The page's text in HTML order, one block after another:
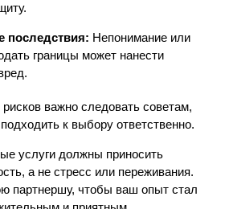
последствия: Непонимание или
границы может нанести
важно следовать советам,
к выбору ответственно.
услуги должны приносить
а не стресс или переживания.
партнершу, чтобы ваш опыт стал